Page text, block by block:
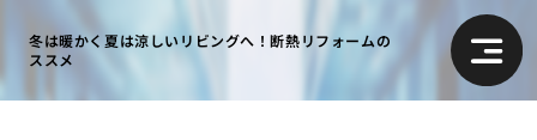
冬は暖かく夏は涼しいリビングへ！断熱リフォームの
ススメ